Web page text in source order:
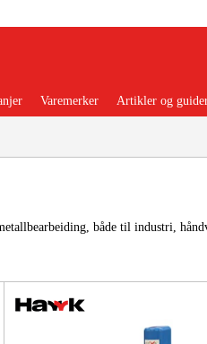
Forbruksvarer
Varemerker Artikler og
både til industri,